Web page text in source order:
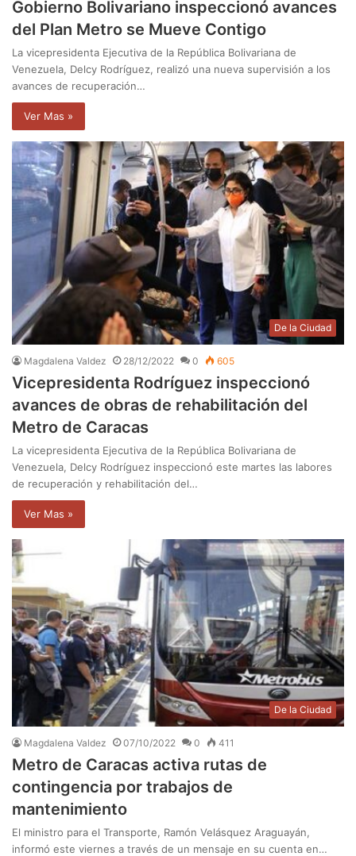
Gobierno Bolivariano inspeccionó avances
del Plan Metro se Mueve Contigo
La vicepresidenta Ejecutiva de la República Bolivariana de
Venezuela, Delcy Rodríguez, realizó una nueva supervisión a los
avances de recuperación…
Ver Mas »
De la Ciudad
Magdalena Valdez 28/12/2022 0 605
Vicepresidenta Rodríguez inspeccionó
avances de obras de rehabilitación del
Metro de Caracas
La vicepresidenta Ejecutiva de la República Bolivariana de
Venezuela, Delcy Rodríguez inspeccionó este martes las labores
de recuperación y rehabilitación del…
Ver Mas »
De la Ciudad
Magdalena Valdez 07/10/2022 0 411
Metro de Caracas activa rutas de
contingencia por trabajos de
mantenimiento
El ministro para el Transporte, Ramón Velásquez Araguayán,
informó este viernes a través de un mensaje en su cuenta en…